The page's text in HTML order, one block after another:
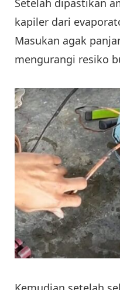
kapiler dari
Masukan agak
mengurangi resiko